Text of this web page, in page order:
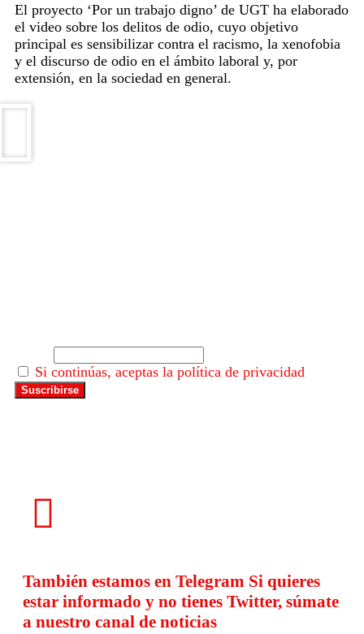
El proyecto ‘Por un trabajo digno’ de UGT ha elaborado
el video sobre los delitos de odio, cuyo objetivo
principal es sensibilizar contra el racismo, la xenofobia
y el discurso de odio en el ámbito laboral y, por
extensión, en la sociedad en general.
Si continúas, aceptas la política de privacidad
También estamos en Telegram Si quieres
estar informado y no tienes Twitter, súmate
a nuestro canal de noticias